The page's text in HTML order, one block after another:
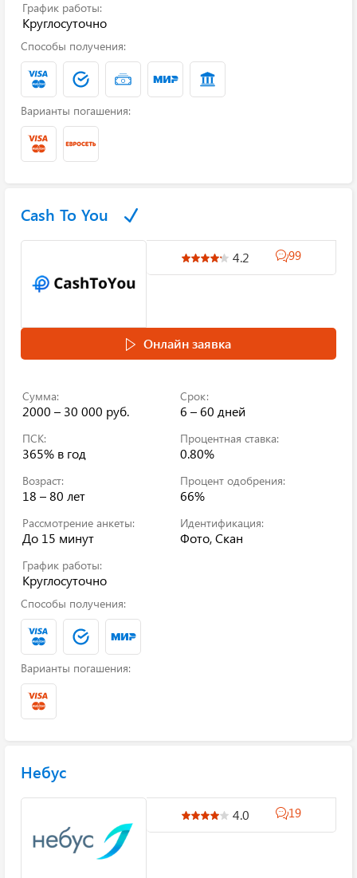
График работы:
Круглосуточно
Способы получения:
Варианты погашения:
Cash To You
4.2 99
Онлайн заявка
Сумма:
2000 – 30 000 руб.
Срок:
6 – 60 дней
ПСК:
365% в год
Процентная ставка:
0.80%
Возраст:
18 – 80 лет
Процент одобрения:
66%
Рассмотрение анкеты:
До 15 минут
Идентификация:
Фото, Скан
График работы:
Круглосуточно
Способы получения:
Варианты погашения:
Небус
4.0 19